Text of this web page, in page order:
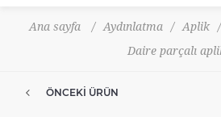
Ana sayfa / Aydınlatma / Aplik /
Daire parçalı
ÖNCEKI ÜRÜN